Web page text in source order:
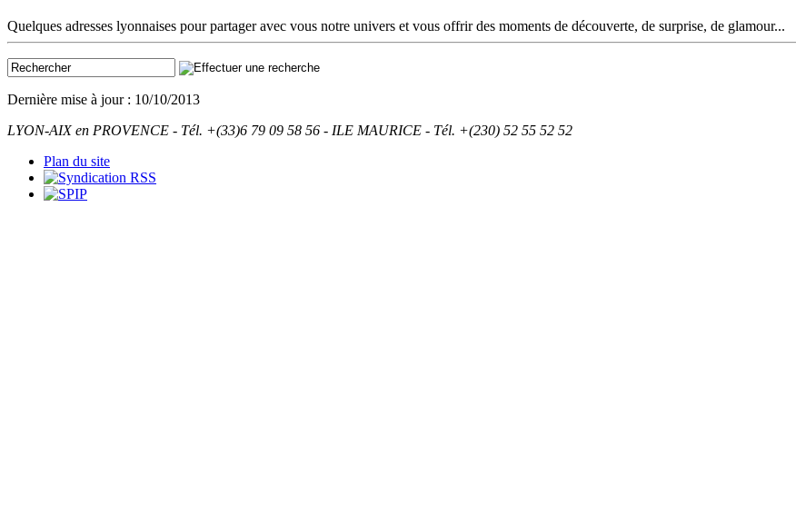
Quelques adresses lyonnaises pour partager avec vous notre univers et vous offrir des moments de découverte, de surprise, de glamour...
Dernière mise à jour : 10/10/2013
LYON-AIX en PROVENCE - Tél. +(33)6 79 09 58 56 - ILE MAURICE - Tél. +(230) 52 55 52 52
Plan du site